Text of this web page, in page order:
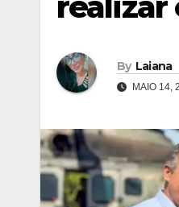
By Laiana
MAIO 14,